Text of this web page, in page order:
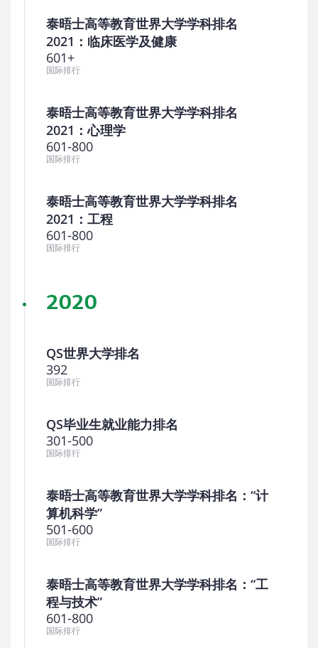
泰晤士高等教育世界大学学科排名
2021：临床医学及健康
601+
国际排行
泰晤士高等教育世界大学学科排名
2021：心理学
601-800
国际排行
泰晤士高等教育世界大学学科排名
2021：工程
601-800
国际排行
2020
QS世界大学排名
392
国际排行
QS毕业生就业能力排名
301-500
国际排行
泰晤士高等教育世界大学学科排名：“计
算机科学”
501-600
国际排行
泰晤士高等教育世界大学学科排名：“工
程与技术”
601-800
国际排行